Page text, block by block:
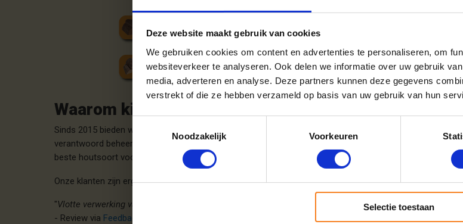
Deze website maakt gebruik van cookies
We gebruiken cookies om content en advertenties te personaliseren, om
websiteverkeer te analyseren. Ook delen we informatie over uw gebruik
media, adverteren en analyse. Deze partners kunnen deze gegevens
verstrekt of die ze hebben verzameld op basis van uw gebruik van hun
Noodzakelijk
Voorkeuren
Selectie toestaan
Waarom kiezen voor Haardhoutcompany?
Sinds 2015 bieden wij topkwaliteit ovengedroogd haardhout voor jouw houtkachel of open haard. Ons
verantwoord beheerde bossen. We leveren de pallets met haardhout gratis en droog bij je thuis in
beste houtsoort voor jouw specifieke kachel of haard, zodat je optimaal kunt genieten van je warmtebron.
Onze klanten zijn erg positief over ons en daar zijn we trots op!
"Vlotte verwerking van de bestelling en keuze van bezorgdatum. Goede kwaliteit haardhout."
- Review via Feedbackcompany